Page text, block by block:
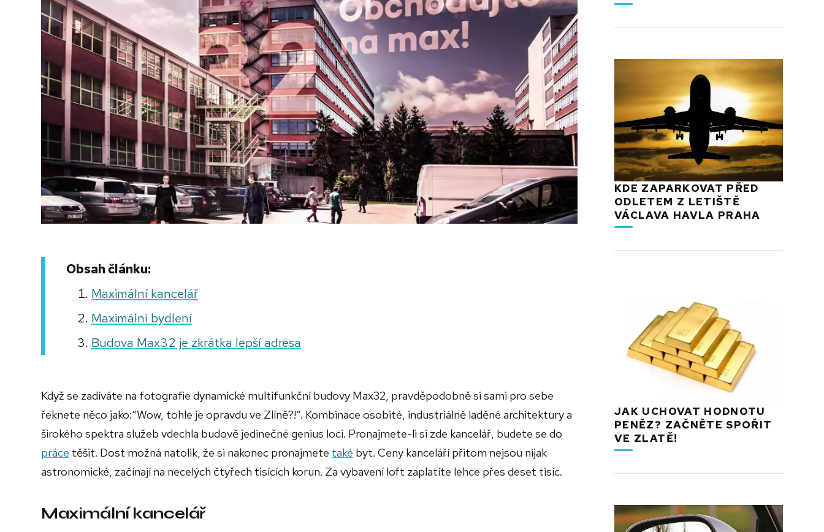
Obsah článku:
Maximální kancelář
Maximální bydlení
Budova Max32 je zkrátka lepší adresa
Když se zadíváte na fotografie dynamické multifunkční budovy Max32, pravděpodobně si sami pro sebe
řeknete něco jako:“Wow, tohle je opravdu ve Zlíně?!“. Kombinace osobité, industriálně laděné architektury a
širokého spektra služeb vdechla budově jedinečné genius loci. Pronajmete-li si zde kancelář, budete se do
práce těšit. Dost možná natolik, že si nakonec pronajmete také byt. Ceny kanceláří přitom nejsou nijak
astronomické, začínají na necelých čtyřech tisících korun. Za vybavení loft zaplatíte lehce přes deset tisíc.
Maximální kancelář
KDE ZAPARKOVAT PŘED
ODLETEM Z LETIŠTĚ
VÁCLAVA HAVLA PRAHA
JAK UCHOVAT HODNOTU
PENĚZ? ZAČNĚTE SPOŘIT
VE ZLATĚ!